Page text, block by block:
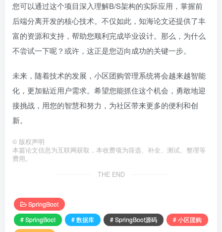
您可以通过这个项目深入理解B/S架构的实际应用，掌握前
后端分离开发的核心技术。不仅如此，知海论文还提供了丰
富的资源和支持，帮助您顺利完成毕业设计。那么，为什么
不尝试一下呢？或许，这正是您迈向成功的关键一步。
未来，随着技术的发展，小区团购管理系统将会越来越智能
化，更加贴近用户需求。希望您能抓住这个机会，勇敢地迎
接挑战，用您的智慧和努力，为社区带来更多的便利和创
新。
© 版权声明
本篇论文信息为互联网获取，本收费项为筛选、补全、测试、整理等
费用。
THE END
SpringBoot
# SpringBoot
# 数据库 # SpringBoot源码
# 小区团购